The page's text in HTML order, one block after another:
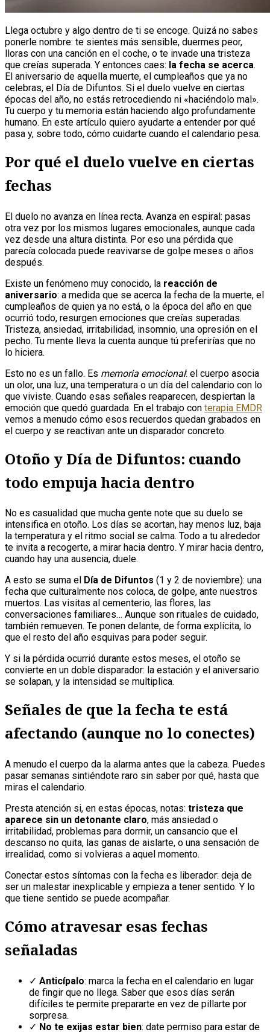
Llega octubre y algo dentro de ti se encoge. Quizá no sabes
ponerle nombre: te sientes más sensible, duermes peor,
lloras con una canción en el coche, o te invade una tristeza
que creías superada. Y entonces caes: la fecha se acerca.
El aniversario de aquella muerte, el cumpleaños que ya no
celebras, el Día de Difuntos. Si el duelo vuelve en ciertas
épocas del año, no estás retrocediendo ni «haciéndolo mal».
Tu cuerpo y tu memoria están haciendo algo profundamente
humano. En este artículo quiero ayudarte a entender por qué
pasa y, sobre todo, cómo cuidarte cuando el calendario pesa.
Por qué el duelo vuelve en ciertas
fechas
El duelo no avanza en línea recta. Avanza en espiral: pasas
otra vez por los mismos lugares emocionales, aunque cada
vez desde una altura distinta. Por eso una pérdida que
parecía colocada puede reavivarse de golpe meses o años
después.
Existe un fenómeno muy conocido, la reacción de
aniversario: a medida que se acerca la fecha de la muerte, el
cumpleaños de quien ya no está, o la época del año en que
ocurrió todo, resurgen emociones que creías superadas.
Tristeza, ansiedad, irritabilidad, insomnio, una opresión en el
pecho. Tu mente lleva la cuenta aunque tú preferirías que no
lo hiciera.
Esto no es un fallo. Es memoria emocional: el cuerpo asocia
un olor, una luz, una temperatura o un día del calendario con lo
que viviste. Cuando esas señales reaparecen, despiertan la
emoción que quedó guardada. En el trabajo con terapia EMDR
vemos a menudo cómo esos recuerdos quedan grabados en
el cuerpo y se reactivan ante un disparador concreto.
Otoño y Día de Difuntos: cuando
todo empuja hacia dentro
No es casualidad que mucha gente note que su duelo se
intensifica en otoño. Los días se acortan, hay menos luz, baja
la temperatura y el ritmo social se calma. Todo a tu alrededor
te invita a recogerte, a mirar hacia dentro. Y mirar hacia dentro,
cuando hay una ausencia, duele.
A esto se suma el Día de Difuntos (1 y 2 de noviembre): una
fecha que culturalmente nos coloca, de golpe, ante nuestros
muertos. Las visitas al cementerio, las flores, las
conversaciones familiares… Aunque son rituales de cuidado,
también remueven. Te ponen delante, de forma explícita, lo
que el resto del año esquivas para poder seguir.
Y si la pérdida ocurrió durante estos meses, el otoño se
convierte en un doble disparador: la estación y el aniversario
se solapan, y la intensidad se multiplica.
Señales de que la fecha te está
afectando (aunque no lo conectes)
A menudo el cuerpo da la alarma antes que la cabeza. Puedes
pasar semanas sintiéndote raro sin saber por qué, hasta que
miras el calendario.
Presta atención si, en estas épocas, notas: tristeza que
aparece sin un detonante claro, más ansiedad o
irritabilidad, problemas para dormir, un cansancio que el
descanso no quita, las ganas de aislarte, o una sensación de
irrealidad, como si volvieras a aquel momento.
Conectar estos síntomas con la fecha es liberador: deja de
ser un malestar inexplicable y empieza a tener sentido. Y lo
que tiene sentido se puede acompañar.
Cómo atravesar esas fechas
señaladas
✓ Anticípalo: marca la fecha en el calendario en lugar
de fingir que no llega. Saber que esos días serán
difíciles te permite prepararte en vez de pillarte por
sorpresa.
✓ No te exijas estar bien: date permiso para estar de